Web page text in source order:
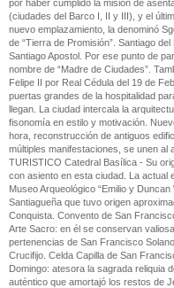
por haber cumplido la misión de
(ciudades del Barco I, II y III), y el
nuevo emplazamiento, la denominó
de “Tierra de Promisión”. Santiago
Santiago Apostol. Por ese punto de
nombre de “Madre de Ciudades”.
Felipe II por Real Cédula del 19 de
puertas grandes de la hospitalidad
llegan. La ciudad intercala la
fisonomía en estilo y motivación.
hora, reconstrucción de antiguos
múltiples manifestaciones, se unen al
TURISTICO Catedral Basílica - Su
con asiento en esta ciudad. La actual
Museo Arqueológico “Emilio y
Santiagueña que tuvo origen
Conquista. Convento de San
Arte Sacro: en él se conservan
pertenencias de San Francisco
Crucifijo. Celda Capilla de San
Domingo: atesora la sagrada reliquia
auténtico que amortajó los restos de